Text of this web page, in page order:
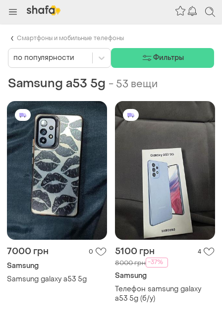
Samsung a53 5g - 53 вещи
7000 грн 0
Samsung
Samsung galaxy a53 5g
5100 грн 4
8000 грн -37%
Samsung
Телефон samsung galaxy
a53 5g (б/y)
по популярности Фильтры
Смартфоны и мобильные телефоны